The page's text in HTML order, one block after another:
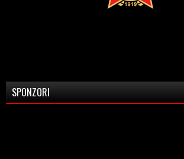
SPONZORI